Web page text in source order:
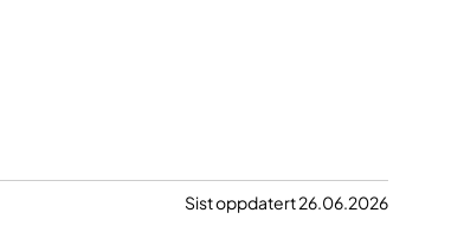
Sist oppdatert 26.06.2026